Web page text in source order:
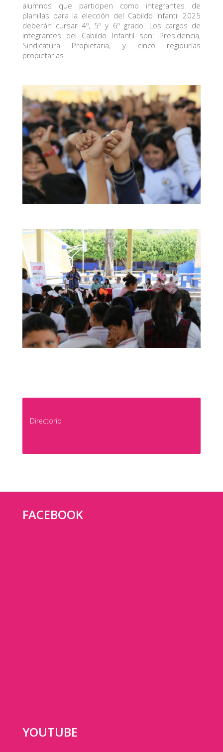
alumnos que participen como integrantes de
planillas para la elección del Cabildo Infantil 2025
deberán cursar 4º, 5º y 6º grado. Los cargos de
integrantes del Cabildo Infantil son: Presidencia,
Sindicatura Propietaria, y cinco regidurías
propietarias.
Directorio
FACEBOOK
YOUTUBE